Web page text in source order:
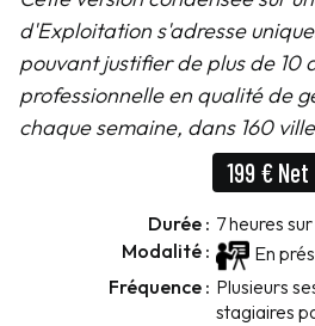
d'Exploitation s'adresse
pouvant justifier de plus de 10
professionnelle en qualité de
chaque semaine, dans 160
199 € Net
Durée : 7 heures
Modalité :
En
Fréquence : Plusieurs
stagiaires